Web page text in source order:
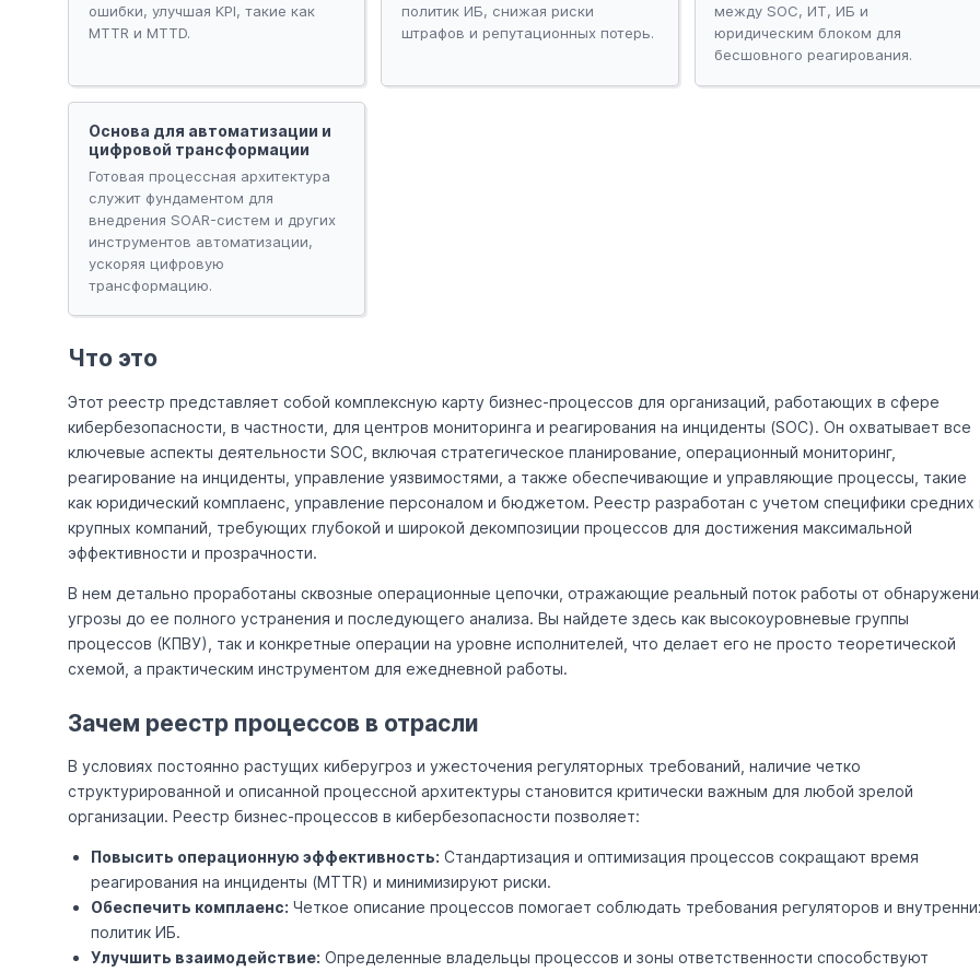
ошибки, улучшая KPI, такие как
MTTR и MTTD.
политик ИБ, снижая риски
штрафов и репутационных потерь.
между SOC, ИТ, ИБ и
юридическим блоком для
бесшовного реагирования.
Основа для автоматизации и
цифровой трансформации
Готовая процессная архитектура
служит фундаментом для
внедрения SOAR-систем и других
инструментов автоматизации,
ускоряя цифровую
трансформацию.
Что это
Этот реестр представляет собой комплексную карту бизнес-процессов для организаций, работающих в сфере
кибербезопасности, в частности, для центров мониторинга и реагирования на инциденты (SOC). Он охватывает все
ключевые аспекты деятельности SOC, включая стратегическое планирование, операционный мониторинг,
реагирование на инциденты, управление уязвимостями, а также обеспечивающие и управляющие процессы, такие
как юридический комплаенс, управление персоналом и бюджетом. Реестр разработан с учетом специфики средних
крупных компаний, требующих глубокой и широкой декомпозиции процессов для достижения максимальной
эффективности и прозрачности.
В нем детально проработаны сквозные операционные цепочки, отражающие реальный поток работы от
угрозы до ее полного устранения и последующего анализа. Вы найдете здесь как высокоуровневые группы
процессов (КПВУ), так и конкретные операции на уровне исполнителей, что делает его не просто теоретической
схемой, а практическим инструментом для ежедневной работы.
Зачем реестр процессов в отрасли
В условиях постоянно растущих киберугроз и ужесточения регуляторных требований, наличие четко
структурированной и описанной процессной архитектуры становится критически важным для любой зрелой
организации. Реестр бизнес-процессов в кибербезопасности позволяет:
Повысить операционную эффективность: Стандартизация и оптимизация процессов сокращают время
реагирования на инциденты (MTTR) и минимизируют риски.
Обеспечить комплаенс: Четкое описание процессов помогает соблюдать требования регуляторов и
политик ИБ.
Улучшить взаимодействие: Определенные владельцы процессов и зоны ответственности способствуют